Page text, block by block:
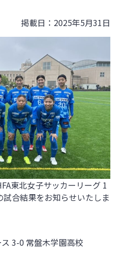
掲載日：2025年5月31日
東北女子サッカーリーグ 1
試合結果をお知らせいたしま
3-0 常盤木学園高校